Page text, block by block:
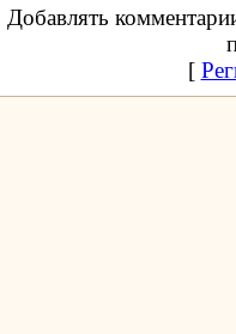
Добавлять
[